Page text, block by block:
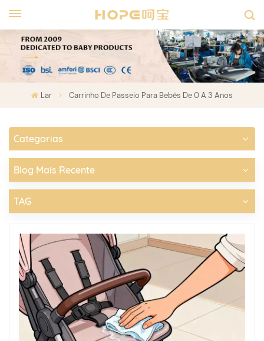
Lar Carrinho De Passeio Para Bebês De 0 A 3 Anos
Categorias
Blog Mais Recente
TAG